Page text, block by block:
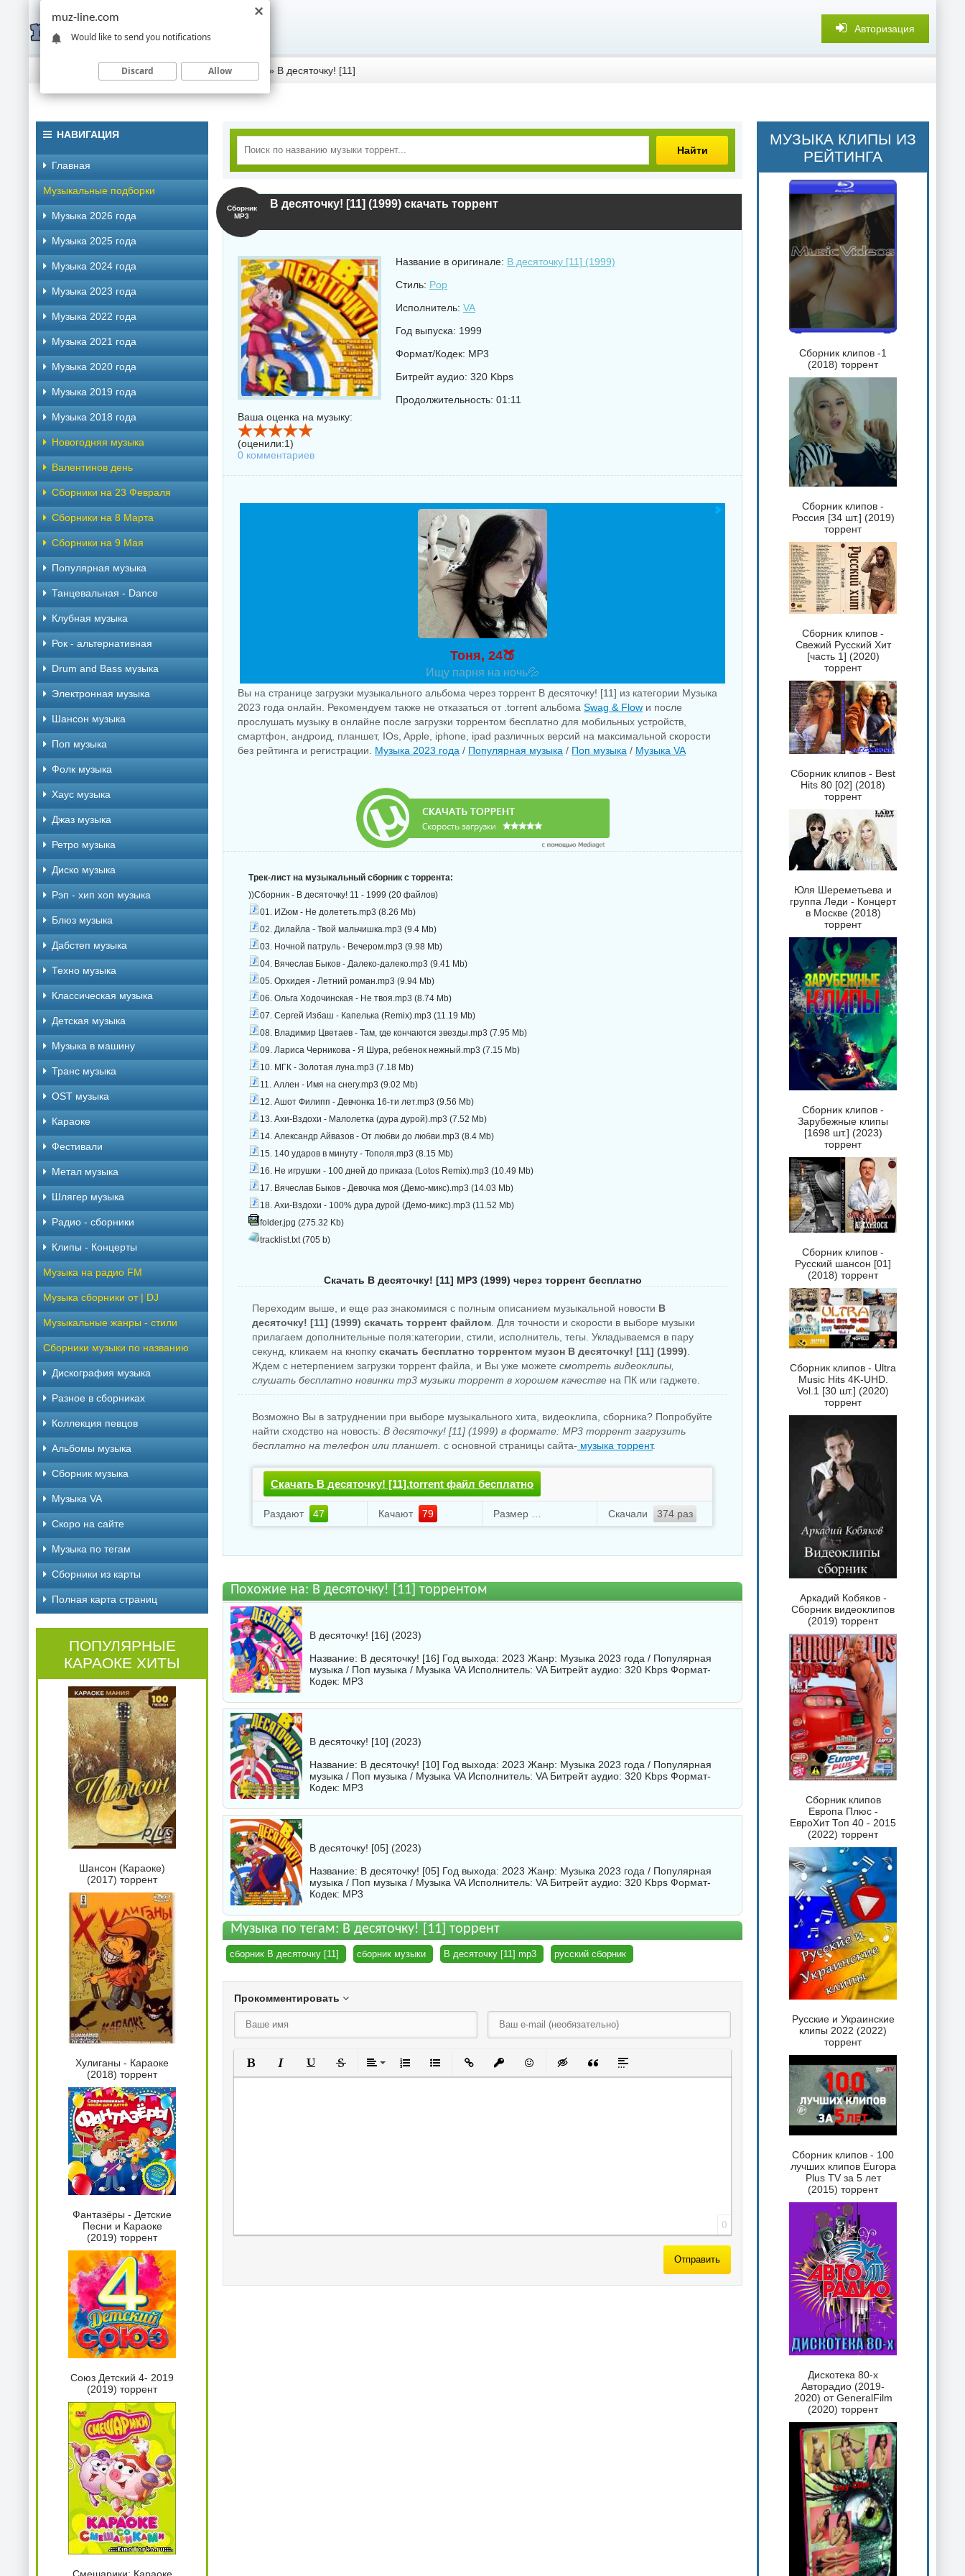
Авторизация
Скачать музыку торрентом Музыка 2023 года » В десяточку! [11]
Найти
В десяточку! [11] (1999) скачать торрент
Сборник
MP3
Ваша оценка на музыку:
(оценили:1)
0 комментариев
Название в оригинале: В десяточку [11] (1999)
Стиль: Pop
Исполнитель: VA
Год выпуска: 1999
Формат/Кодек: MP3
Битрейт аудио: 320 Kbps
Продолжительность: 01:11
Тоня, 24🍑
Ищу парня на ночь💦
Вы на странице загрузки музыкального альбома через торрент В десяточку! [11] из категории Музыка
2023 года онлайн. Рекомендуем также не отказаться от .torrent альбома Swag & Flow и после
прослушать музыку в онлайне после загрузки торрентом бесплатно для мобильных устройств,
смартфон, андроид, планшет, IOs, Apple, iphone, ipad различных версий на максимальной скорости
без рейтинга и регистрации. Музыка 2023 года / Популярная музыка / Поп музыка / Музыка VA
Трек-лист на музыкальный сборник с торрента:
))Сборник - В десяточку! 11 - 1999 (20 файлов)
01. ИZюм - Не долететь.mp3 (8.26 Mb)
02. Дилайла - Твой мальчишка.mp3 (9.4 Mb)
03. Ночной патруль - Вечером.mp3 (9.98 Mb)
04. Вячеслав Быков - Далеко-далеко.mp3 (9.41 Mb)
05. Орхидея - Летний роман.mp3 (9.94 Mb)
06. Ольга Ходочинская - Не твоя.mp3 (8.74 Mb)
07. Сергей Избаш - Капелька (Remix).mp3 (11.19 Mb)
08. Владимир Цветаев - Там, где кончаются звезды.mp3 (7.95 Mb)
09. Лариса Черникова - Я Шура, ребенок нежный.mp3 (7.15 Mb)
10. МГК - Золотая луна.mp3 (7.18 Mb)
11. Аллен - Имя на снегу.mp3 (9.02 Mb)
12. Ашот Филипп - Девчонка 16-ти лет.mp3 (9.56 Mb)
13. Ахи-Вздохи - Малолетка (дура дурой).mp3 (7.52 Mb)
14. Александр Айвазов - От любви до любви.mp3 (8.4 Mb)
15. 140 ударов в минуту - Тополя.mp3 (8.15 Mb)
16. Не игрушки - 100 дней до приказа (Lotos Remix).mp3 (10.49 Mb)
17. Вячеслав Быков - Девочка моя (Демо-микс).mp3 (14.03 Mb)
18. Ахи-Вздохи - 100% дура дурой (Демо-микс).mp3 (11.52 Mb)
folder.jpg (275.32 Kb)
tracklist.txt (705 b)
Скачать В десяточку! [11] MP3 (1999) через торрент бесплатно
Переходим выше, и еще раз знакомимся с полным описанием музыкальной новости В
десяточку! [11] (1999) скачать торрент файлом . Для точности и скорости в выборе музыки
прилагаем дополнительные поля:категории, стили, исполнитель, тегы. Укладываемся в пару
секунд, кликаем на кнопку скачать бесплатно торрентом музон В десяточку! [11] (1999)
Ждем с нетерпением загрузки торрент файла, и Вы уже можете смотреть видеоклипы,
слушать бесплатно новинки mp3 музыки торрент в хорошем качестве на ПК или гаджете.
Возможно Вы в затруднении при выборе музыкального хита, видеоклипа, сборника? Попробуйте
найти сходство на новость: В десяточку! [11] (1999) в формате: MP3 торрент загрузить
бесплатно на телефон или планшет. с основной страницы сайта- музыка торрент.
Скачать В десяточку! [11].torrent файл бесплатно
Раздают 47 Качают 79 Скачали 374 раз
Похожие на: В десяточку! [11] торрентом
В десяточку! [16] (2023)
Название: В десяточку! [16] Год выхода: 2023 Жанр: Музыка 2023 года / Популярная
музыка / Поп музыка / Музыка VA Исполнитель: VAБитрейт аудио: 320 Kbps Формат-
Кодек: MP3
В десяточку! [10] (2023)
Название: В десяточку! [10] Год выхода: 2023 Жанр: Музыка 2023 года / Популярная
музыка / Поп музыка / Музыка VA Исполнитель: VAБитрейт аудио: 320 Kbps Формат-
Кодек: MP3
В десяточку! [05] (2023)
Название: В десяточку! [05] Год выхода: 2023 Жанр: Музыка 2023 года / Популярная
музыка / Поп музыка / Музыка VA Исполнитель: VAБитрейт аудио: 320 Kbps Формат-
Кодек: MP3
Музыка по тегам: В десяточку! [11] торрент
сборник В десяточку [11] сборник музыки В десяточку [11] mp3 русский сборник
Прокомментировать
Полужирный
КурсивПодчеркнутый
ЗачеркнутыйВыравнивание
Нумерованный список
Маркированный список
Вставить ссылку
Вставить защищенную ссылку
Вставить смайлик
Вставка скрытого текста
Вставка цитаты
Вставка спойлера
0
Отправить
НАВИГАЦИЯ
Главная
Музыкальные подборки
Музыка 2026 года
Музыка 2025 года
Музыка 2024 года
Музыка 2023 года
Музыка 2022 года
Музыка 2021 года
Музыка 2020 года
Музыка 2019 года
Музыка 2018 года
Новогодняя музыка
Валентинов день
Сборники на 23 Февраля
Сборники на 8 Марта
Сборники на 9 Мая
Популярная музыка
Танцевальная - Dance
Клубная музыка
Рок - альтернативная
Drum and Bass музыка
Электронная музыка
Шансон музыка
Поп музыка
Фолк музыка
Хаус музыка
Джаз музыка
Ретро музыка
Диско музыка
Рэп - хип хоп музыка
Блюз музыка
Дабстеп музыка
Техно музыка
Классическая музыка
Детская музыка
Музыка в машину
Транс музыка
OST музыка
Караоке
Фестивали
Метал музыка
Шлягер музыка
Радио - сборники
Клипы - Концерты
Музыка на радио FM
Музыка сборники от | DJ
Музыкальные жанры - стили
Сборники музыки по названию
Дискография музыка
Разное в сборниках
Коллекция певцов
Альбомы музыка
Сборник музыка
Музыка VA
Скоро на сайте
Музыка по тегам
Cборники из карты
Полная карта страниц
ПОПУЛЯРНЫЕ
КАРАОКЕ ХИТЫ
Шансон (Караоке)
(2017) торрент
Хулиганы - Караоке
(2018) торрент
Фантазёры - Детские
Песни и Караоке
(2019) торрент
Союз Детский 4- 2019
(2019) торрент
МУЗЫКА КЛИПЫ ИЗ
РЕЙТИНГА
Сборник клипов -1
(2018) торрент
Сборник клипов -
Россия [34 шт.] (2019)
торрент
Сборник клипов -
Свежий Русский Хит
[часть 1] (2020)
торрент
Сборник клипов - Best
Hits 80 [02] (2018)
торрент
Юля Шереметьева и
группа Леди - Концерт
в Москве (2018)
торрент
Сборник клипов -
Зарубежные клипы
[1698 шт.] (2023)
торрент
Сборник клипов -
Русский шансон [01]
(2018) торрент
Сборник клипов - Ultra
Music Hits 4K-UHD.
Vol.1 [30 шт.] (2020)
торрент
Аркадий Кобяков -
Сборник видеоклипов
(2019) торрент
Сборник клипов
Европа Плюс -
ЕвроХит Топ 40 - 2015
(2022) торрент
Русские и Украинские
клипы 2022 (2022)
торрент
Сборник клипов - 100
лучших клипов Europa
Plus TV за 5 лет
(2015) торрент
Дискотека 80-х
Авторадио (2019-
2020) от GeneralFilm
(2020) торрент
muz-line.com
Would like to send you notifications
Discard Allow